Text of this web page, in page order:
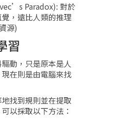
Paradox): 對於
，遠比人類的推理
源)
習
動，只是原本是人
在則是由電腦來找
找到規則並在提取
以採取以下方法：